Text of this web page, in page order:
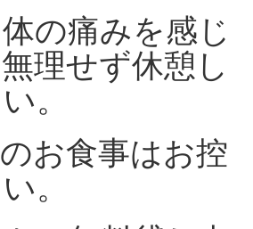
の痛みを感じ
理せず休憩し
。
お食事はお控
。